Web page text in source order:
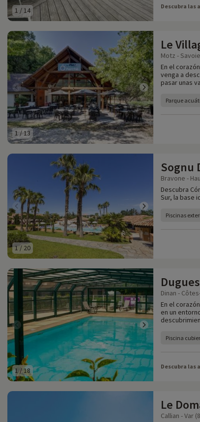
1 / 14 Descubra las
1 /13
Le
Motz -
En el
venga a
pasar unas
Parque
1/ 20
Sognu
Bravone -
Descubra
Sur, la base
Piscinas
1/ 18
Dinan -
En el
en un
Piscina
Descubra las
Le
Callian - Var